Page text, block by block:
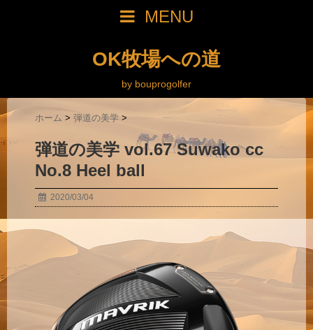
MENU
OK牧場への道
by bouprogolfer
ホーム > 弾道の美学 >
弾道の美学 vol.67 Suwako cc
No.8 Heel ball
2020/03/04